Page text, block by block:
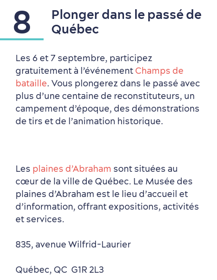
8
Plonger dans le passé de
Québec
Les 6 et 7 septembre, participez
gratuitement à l’événement Champs de
bataille. Vous plongerez dans le passé avec
plus d’une centaine de reconstituteurs, un
campement d’époque, des démonstrations
de tirs et de l’animation historique.
Les plaines d’Abraham sont situées au
cœur de la ville de Québec. Le Musée des
plaines d’Abraham est le lieu d’accueil et
d’information, offrant expositions, activités
et services.
835, avenue Wilfrid-Laurier
Québec, QC G1R 2L3